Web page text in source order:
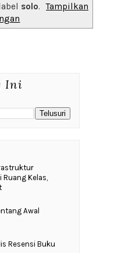
solo.
Tampilkan
Ini
Kelas,
Awal
Resensi Buku